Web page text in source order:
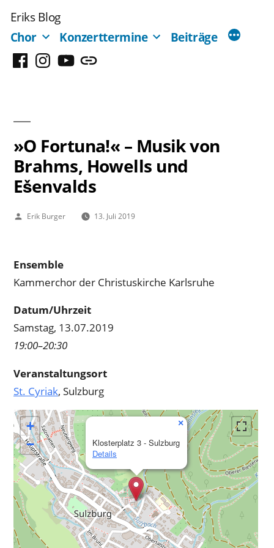
Inhalt
springen
Eriks Blog
Chor
Konzerttermine Beiträge
FacebookInstagram
YouTubeMastodon
»O Fortuna!« – Musik von
Brahms, Howells und
Ešenvalds
Veröffentlicht
Erik Burger 13. Juli 2019
Ensemble
Kammerchor der Christuskirche Karlsruhe
Datum/Uhrzeit
Samstag, 13.07.2019
19:00–20:30
Veranstaltungsort
St. Cyriak, Sulzburg
Klosterplatz 3 - Sulzburg
Details
×
+
−